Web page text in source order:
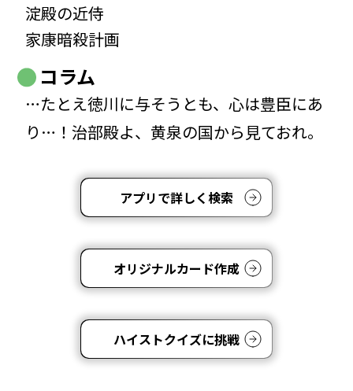
淀殿の近侍
家康暗殺計画
コラム
…たとえ徳川に与そうとも、心は豊臣にあ
り…！治部殿よ、黄泉の国から見ておれ。
アプリで詳しく検索
オリジナルカード作成
ハイストクイズに挑戦